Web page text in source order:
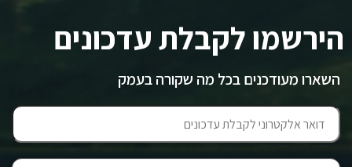
הירשמו לקבלת עדכונים
השארו מעודכנים בכל מה שקורה בעמק